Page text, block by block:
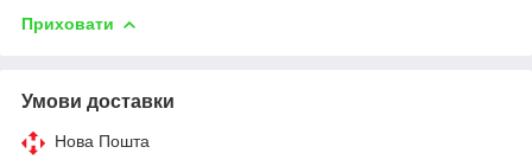
Приховати
Умови доставки
Нова Пошта